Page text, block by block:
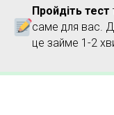
Пройдіть тест
саме для вас.
це займе 1-2